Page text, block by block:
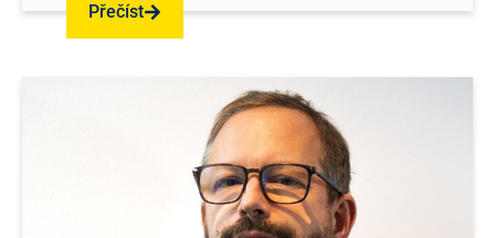
Přečíst